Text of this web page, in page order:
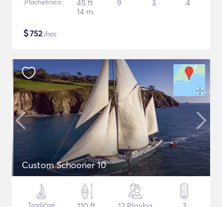
Plachetnica
45 ft
14 m
9 3 4
$752/noc
Custom Schooner 10
Tradičné